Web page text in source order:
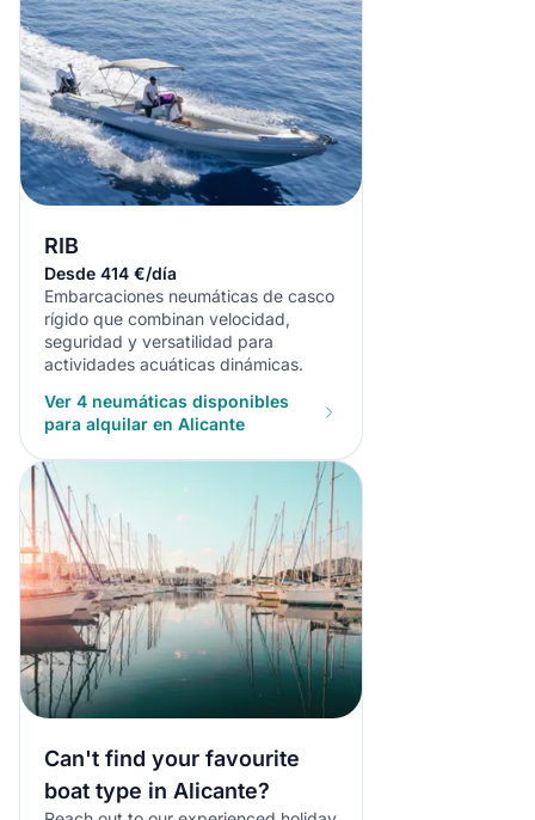
RIB
Desde 414 €/día
Embarcaciones neumáticas de casco
rígido que combinan velocidad,
seguridad y versatilidad para
actividades acuáticas dinámicas.
Ver 4 neumáticas disponibles
para alquilar en Alicante
Can't find your favourite
boat type in Alicante?